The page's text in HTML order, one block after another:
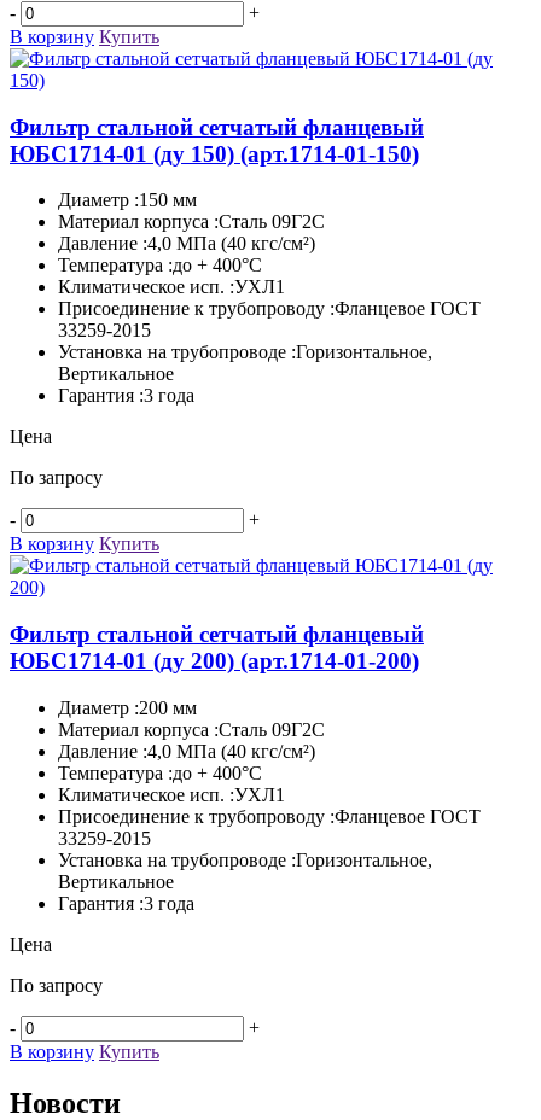
-
+
В корзину Купить
Фильтр стальной сетчатый фланцевый
ЮБС1714-­01 (ду 150) (арт.1714-01-150)
Диаметр :150 мм
Материал корпуса :Сталь 09Г2С
Давление :4,0 МПа (40 кгс/см²)
Температура :до + 400°C
Климатическое исп. :УХЛ1
Присоединение к трубопроводу :Фланцевое ГОСТ
33259-2015
Установка на трубопроводе :Горизонтальное,
Вертикальное
Гарантия :3 года
Цена
По запросу
-
+
В корзину Купить
Фильтр стальной сетчатый фланцевый
ЮБС1714-­01 (ду 200) (арт.1714-01-200)
Диаметр :200 мм
Материал корпуса :Сталь 09Г2С
Давление :4,0 МПа (40 кгс/см²)
Температура :до + 400°C
Климатическое исп. :УХЛ1
Присоединение к трубопроводу :Фланцевое ГОСТ
33259-2015
Установка на трубопроводе :Горизонтальное,
Вертикальное
Гарантия :3 года
Цена
По запросу
-
+
В корзину Купить
Новости